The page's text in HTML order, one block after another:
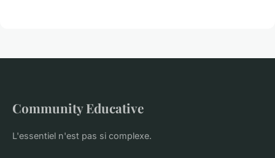
Community Educative
L'essentiel n'est pas si complexe.